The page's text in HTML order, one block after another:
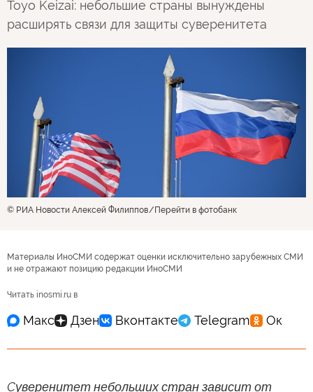
Toyo Keizai: небольшие страны вынуждены
расширять связи для защиты суверенитета
© РИА Новости Алексей Филиппов Перейти в фотобанк
Материалы ИноСМИ содержат оценки исключительно зарубежных СМИ
и не отражают позицию редакции ИноСМИ
Читать inosmi.ru в
Cуверенитет небольших стран зависит от